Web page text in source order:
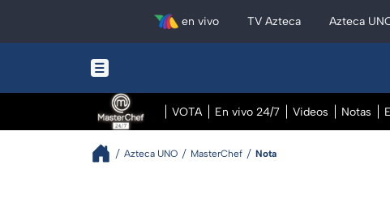
en vivo TV Azteca Azteca
VOTA En vivo 24/7 Videos Notas
Azteca UNO MasterChef Nota